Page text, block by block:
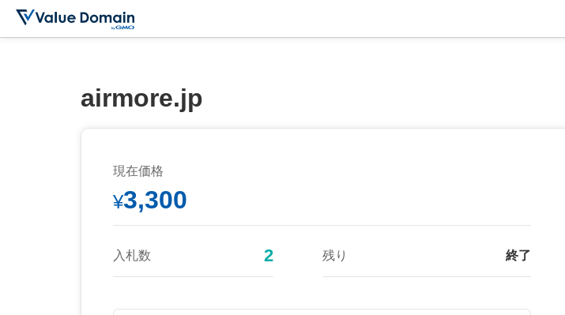
airmore.jp
現在価格
¥3,300
入札数 2 残り 終了